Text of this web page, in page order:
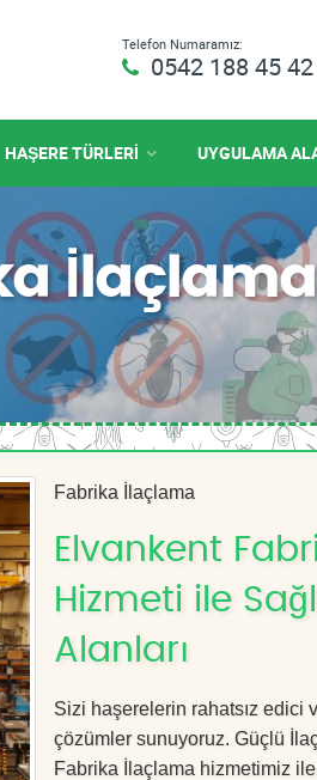
Telefon Numaramız:
0542 188 45 42
HAŞERE TÜRLERİ UYGULAMA
İlaçlama
Fabrika İlaçlama
Elvankent
Hizmeti ile
Alanları
Sizi haşerelerin rahatsız edici
çözümler sunuyoruz. Güçlü
Fabrika İlaçlama hizmetimiz